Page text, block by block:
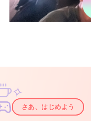
✦
✧
さあ、はじめよう